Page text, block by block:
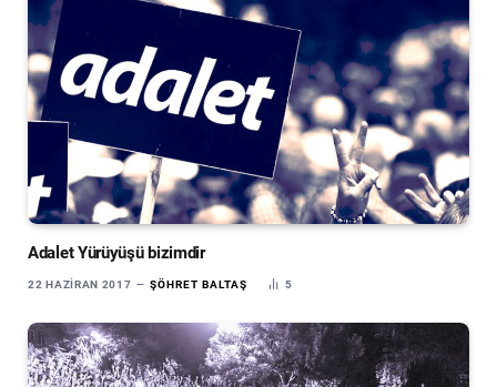
Adalet Yürüyüşü bizimdir
22 HAZIRAN 2017 ŞÖHRET BALTAŞ 5